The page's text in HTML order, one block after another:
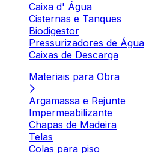
Caixa d' Água
Cisternas e Tanques
Biodigestor
Pressurizadores de Água
Caixas de Descarga
Materiais para Obra
Argamassa e Rejunte
Impermeabilizante
Chapas de Madeira
Telas
Colas para piso